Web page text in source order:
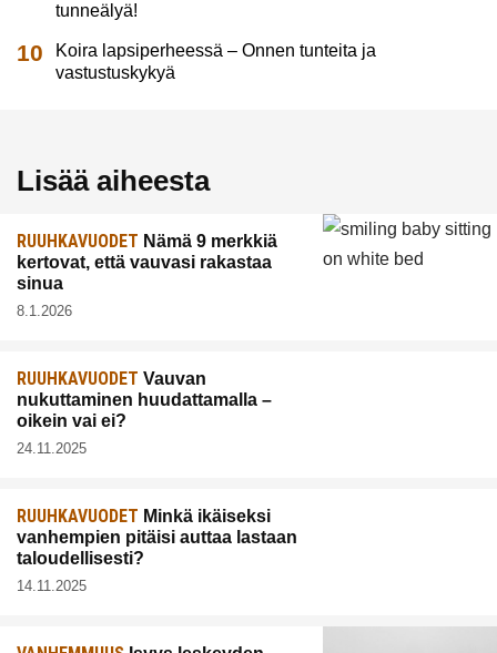
tunneälyä!
Koira lapsiperheessä – Onnen tunteita ja
vastustuskykyä
Lisää aiheesta
RUUHKAVUODET Nämä 9 merkkiä
kertovat, että vauvasi rakastaa
sinua
8.1.2026
RUUHKAVUODET Vauvan
nukuttaminen huudattamalla –
oikein vai ei?
24.11.2025
RUUHKAVUODET Minkä ikäiseksi
vanhempien pitäisi auttaa lastaan
taloudellisesti?
14.11.2025